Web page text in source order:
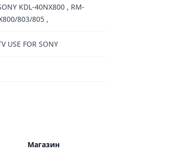
KDL-40NX800 , RM-
803/805 ,
USE FOR SONY
Магазин